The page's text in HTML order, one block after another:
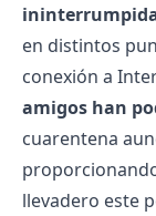
en distintos
conexión a
amigos han
cuarentena
llevadero este